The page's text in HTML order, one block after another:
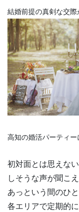
結婚前提の真剣な交
高知の婚活パーティ
初対面とは思えな
しそうな声が聞こ
あっという間のひ
各エリアで定期的